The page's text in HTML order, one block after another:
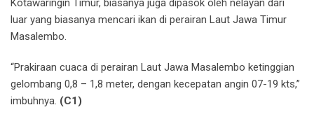
Kotawaringin Timur, biasanya juga dipasok oleh nelayan dari
luar yang biasanya mencari ikan di perairan Laut Jawa Timur
Masalembo.
“Prakiraan cuaca di perairan Laut Jawa Masalembo ketinggian
gelombang 0,8 – 1,8 meter, dengan kecepatan angin 07-19 kts,”
imbuhnya. (C1)